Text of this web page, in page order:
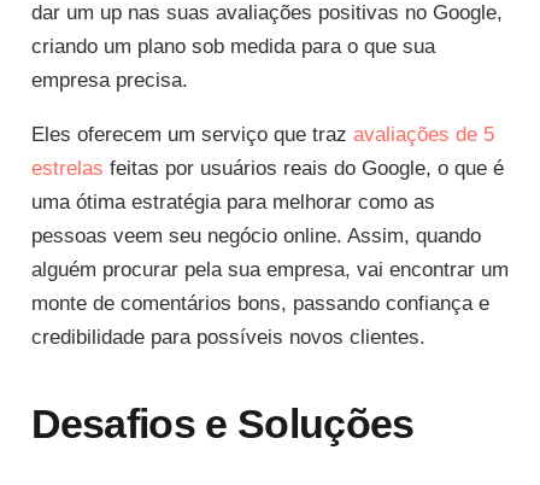
dar um up nas suas avaliações positivas no Google,
criando um plano sob medida para o que sua
empresa precisa.
Eles oferecem um serviço que traz avaliações de 5
estrelas feitas por usuários reais do Google, o que é
uma ótima estratégia para melhorar como as
pessoas veem seu negócio online. Assim, quando
alguém procurar pela sua empresa, vai encontrar um
monte de comentários bons, passando confiança e
credibilidade para possíveis novos clientes.
Desafios e Soluções